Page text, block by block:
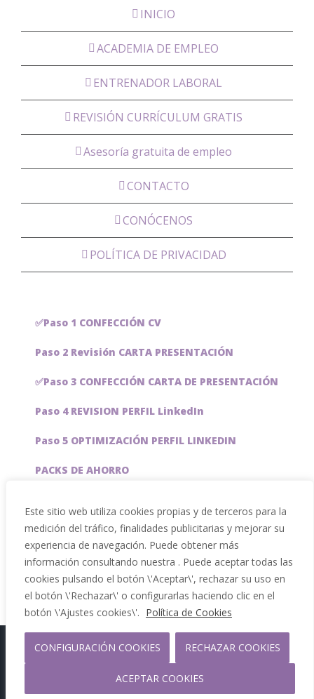
Este sitio web utiliza cookies propias y de terceros para la
medición del tráfico, finalidades publicitarias y mejorar su
experiencia de navegación. Puede obtener más
información consultando nuestra . Puede aceptar todas las
cookies pulsando el botón \'Aceptar\', rechazar su uso en
el botón \'Rechazar\' o configurarlas haciendo clic en el
botón \'Ajustes cookies\'. Política de Cookies
CONFIGURACIÓN COOKIES RECHAZAR COOKIES
ACEPTAR COOKIES
INICIO
ACADEMIA DE EMPLEO
ENTRENADOR LABORAL
REVISIÓN CURRÍCULUM GRATIS
Asesoría gratuita de empleo
CONTACTO
CONÓCENOS
POLÍTICA DE PRIVACIDAD
✅Paso 1 CONFECCIÓN CV
Paso 2 Revisión CARTA PRESENTACIÓN
✅Paso 3 CONFECCIÓN CARTA DE PRESENTACIÓN
Paso 4 REVISION PERFIL LinkedIn
Paso 5 OPTIMIZACIÓN PERFIL LINKEDIN
PACKS DE AHORRO
Servicios especiales
Copyright 2012 - 2026 |
Facebook
Phone